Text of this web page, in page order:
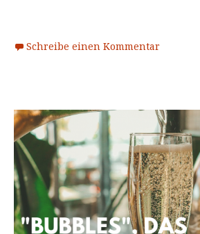
Schreibe einen Kommentar